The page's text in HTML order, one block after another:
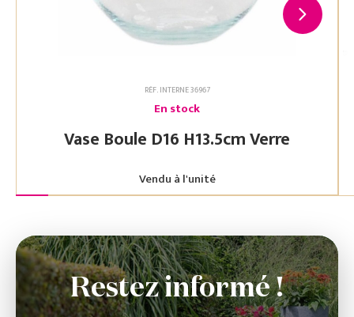
RÉF. INTERNE 36967
En stock
Vase Boule D16 H13.5cm Verre
Vendu à l'unité
Restez informé !